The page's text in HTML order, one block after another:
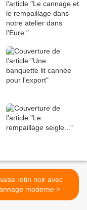
rotin noir avec
cannage moderne >